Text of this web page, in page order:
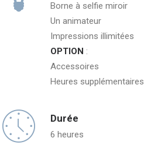
Borne à selfie miroir
Un animateur
Impressions illimitées
OPTION :
Accessoires
Heures supplémentaires
Durée
6 heures